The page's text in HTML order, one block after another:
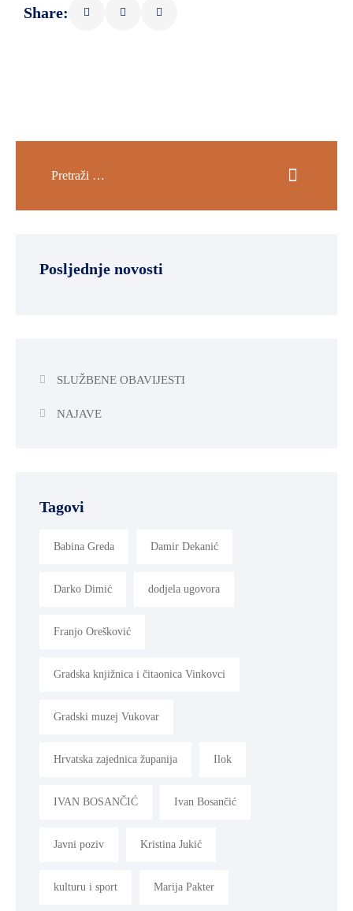
Share:
Posljednje novosti
SLUŽBENE OBAVIJESTI
NAJAVE
Tagovi
Babina Greda Damir Dekanić
Darko Dimić dodjela ugovora
Franjo Orešković
Gradska knjižnica i čitaonica Vinkovci
Gradski muzej Vukovar
Hrvatska zajednica županija Ilok
IVAN BOSANČIĆ Ivan Bosančić
Javni poziv Kristina Jukić
kulturu i sport Marija Pakter